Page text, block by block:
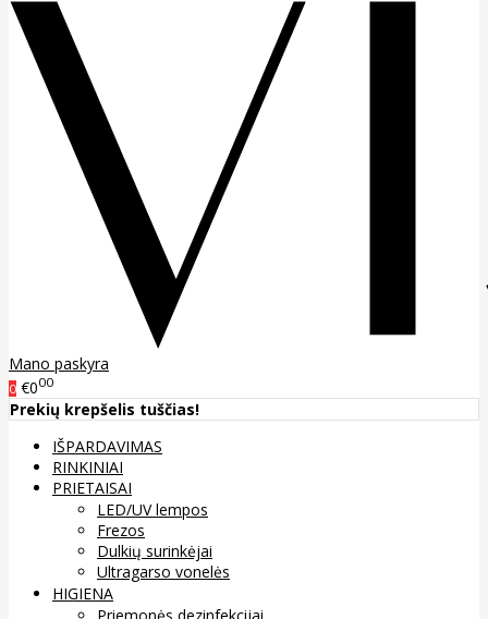
Mano paskyra
0 €000
Prekių krepšelis tuščias!
IŠPARDAVIMAS
RINKINIAI
PRIETAISAI
LED/UV lempos
Frezos
Dulkių surinkėjai
Ultragarso vonelės
HIGIENA
Priemonės dezinfekcijai